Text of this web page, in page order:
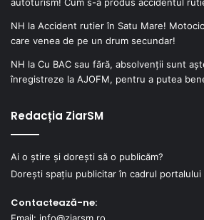
NH la Accident rutier în Satu Mare!
care venea de pe un drum secundar!
NH la Cu BAC sau fără, absolvenții sunt
înregistreze la AJOFM, pentru a putea
Redacția ZiarSM
Ai o știre și dorești să o publicăm?
Dorești spațiu publicitar în cadrul portalului
Contactează-ne:
Email: info@ziarsm.ro